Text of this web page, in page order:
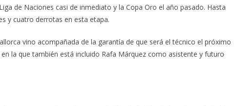
de Naciones casi de inmediato y la Copa Oro el año pasado. Hasta
y cuatro derrotas en esta etapa.
vino acompañada de la garantía de que será el técnico el próximo
la que también está incluido Rafa Márquez como asistente y futuro